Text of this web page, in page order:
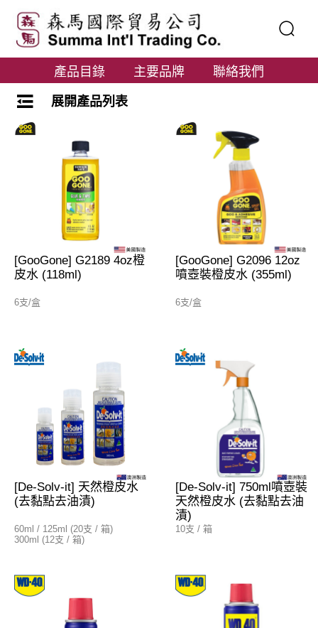
產品目錄 主要品牌 聯絡我們
展開產品列表
[GooGone] G2189 4oz橙
皮水 (118ml)
6支/盒
[GooGone] G2096 12oz
噴壺裝橙皮水 (355ml)
6支/盒
[De-Solv-it] 天然橙皮水
(去黏點去油漬)
60ml / 125ml (20支 / 箱)
300ml (12支 / 箱)
[De-Solv-it] 750ml噴壺裝
天然橙皮水 (去黏點去油
漬)
10支 / 箱